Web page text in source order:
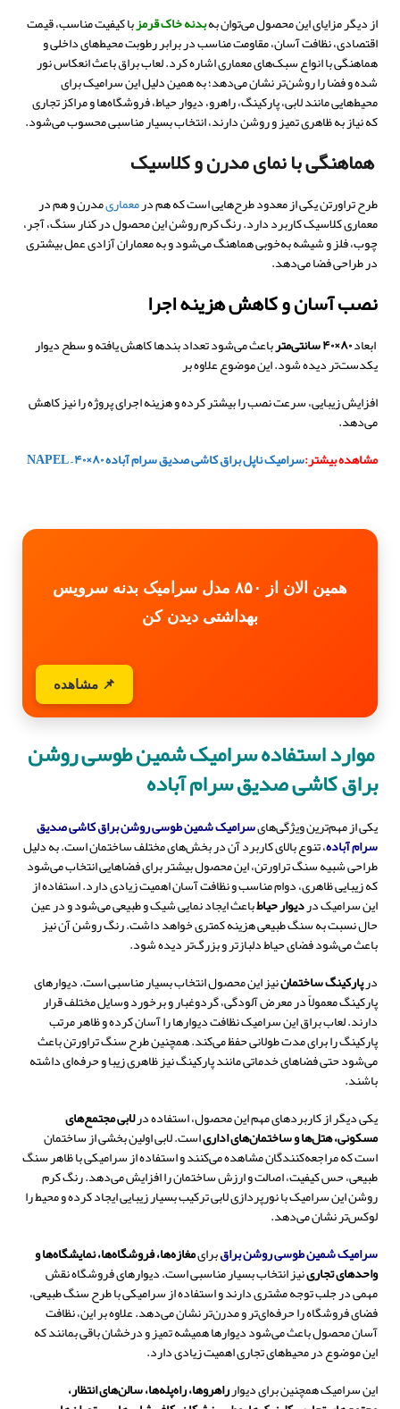
از دیگر مزایای این محصول می‌توان بهبدنه خاک قرمزبا کیفیت مناسب، قیمت
اقتصادی، نظافت آسان، مقاومت مناسب در برابر رطوبت محیط‌های داخلی و
هماهنگی با انواع سبک‌های معماری اشاره کرد. لعاب براق باعث انعکاس نور
شده و فضا را روشن‌تر نشان می‌دهد؛ به همین دلیل این سرامیک برای
محیط‌هایی مانند لابی، پارکینگ، راهرو، دیوار حیاط، فروشگاه‌ها و مراکز تجاری
که نیاز به ظاهری تمیز و روشن دارند، انتخاب بسیار مناسبی محسوب می‌شود.
هماهنگی با نمای مدرن و کلاسیک
طرح تراورتن یکی از معدود طرح‌هایی است که هم درمعماریمدرن و هم در
معماری کلاسیک کاربرد دارد. رنگ کرم روشن این محصول در کنار سنگ، آجر،
چوب، فلز و شیشه به‌خوبی هماهنگ می‌شود و به معماران آزادی عمل بیشتری
در طراحی فضا می‌دهد.
نصب آسان و کاهش هزینه اجرا
ابعاد۸۰×۴۰ سانتی‌متر باعث می‌شود تعداد بندها کاهش یافته و سطح دیوار
یکدست‌تر دیده شود. این موضوع علاوه بر
افزایش زیبایی، سرعت نصب را بیشتر کرده و هزینه اجرای پروژه را نیز کاهش
می‌دهد.
مشاهده بیشتر:سرامیک ناپل براق کاشی صدیق سرام آباده ۸۰×۴۰ – NAPEL
همین الان از ۸۵۰ مدل سرامیک بدنه سرویس
بهداشتی دیدن کن
📌 مشاهده
موارد استفاده سرامیک شمین طوسی روشن
براق کاشی صدیق سرام آباده
یکی از مهم‌ترین ویژگی‌هایسرامیک شمین طوسی روشن براق کاشی صدیق
سرام آباده، تنوع بالای کاربرد آن در بخش‌های مختلف ساختمان است. به دلیل
طراحی شبیه سنگ تراورتن، این محصول بیشتر برای فضاهایی انتخاب می‌شود
که زیبایی ظاهری، دوام مناسب و نظافت آسان اهمیت زیادی دارد. استفاده از
این سرامیک دردیوار حیاطباعث ایجاد نمایی شیک و طبیعی می‌شود و در عین
حال نسبت به سنگ طبیعی هزینه کمتری خواهد داشت. رنگ روشن آن نیز
باعث می‌شود فضای حیاط دلبازتر و بزرگ‌تر دیده شود.
درپارکینگ ساختماننیز این محصول انتخاب بسیار مناسبی است. دیوارهای
پارکینگ معمولاً در معرض آلودگی، گردوغبار و برخورد وسایل مختلف قرار
دارند. لعاب براق این سرامیک نظافت دیوارها را آسان کرده و ظاهر مرتب
پارکینگ را برای مدت طولانی حفظ می‌کند. همچنین طرح سنگ تراورتن باعث
می‌شود حتی فضاهای خدماتی مانند پارکینگ نیز ظاهری زیبا و حرفه‌ای داشته
باشند.
یکی دیگر از کاربردهای مهم این محصول، استفاده درلابی مجتمع‌های
مسکونی، هتل‌ها و ساختمان‌های اداریاست. لابی اولین بخشی از ساختمان
است که مراجعه‌کنندگان مشاهده می‌کنند و استفاده از سرامیکی با ظاهر سنگ
طبیعی، حس کیفیت، اصالت و ارزش ساختمان را افزایش می‌دهد. رنگ کرم
روشن این سرامیک با نورپردازی لابی ترکیب بسیار زیبایی ایجاد کرده و محیط را
لوکس‌تر نشان می‌دهد.
سرامیک شمین طوسی روشن براقبرایمغازه‌ها، فروشگاه‌ها، نمایشگاه‌ها و
واحدهای تجارینیز انتخاب بسیار مناسبی است. دیوارهای فروشگاه نقش
مهمی در جلب توجه مشتری دارند و استفاده از سرامیکی با طرح سنگ طبیعی،
فضای فروشگاه را حرفه‌ای‌تر و مدرن‌تر نشان می‌دهد. علاوه بر این، نظافت
آسان محصول باعث می‌شود دیوارها همیشه تمیز و درخشان باقی بمانند که
این موضوع در محیط‌های تجاری اهمیت زیادی دارد.
این سرامیک همچنین برای دیوارراهروها، راه‌پله‌ها، سالن‌های انتظار،